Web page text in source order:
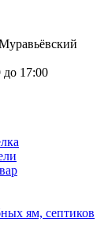
до 17:00
ям, септиков